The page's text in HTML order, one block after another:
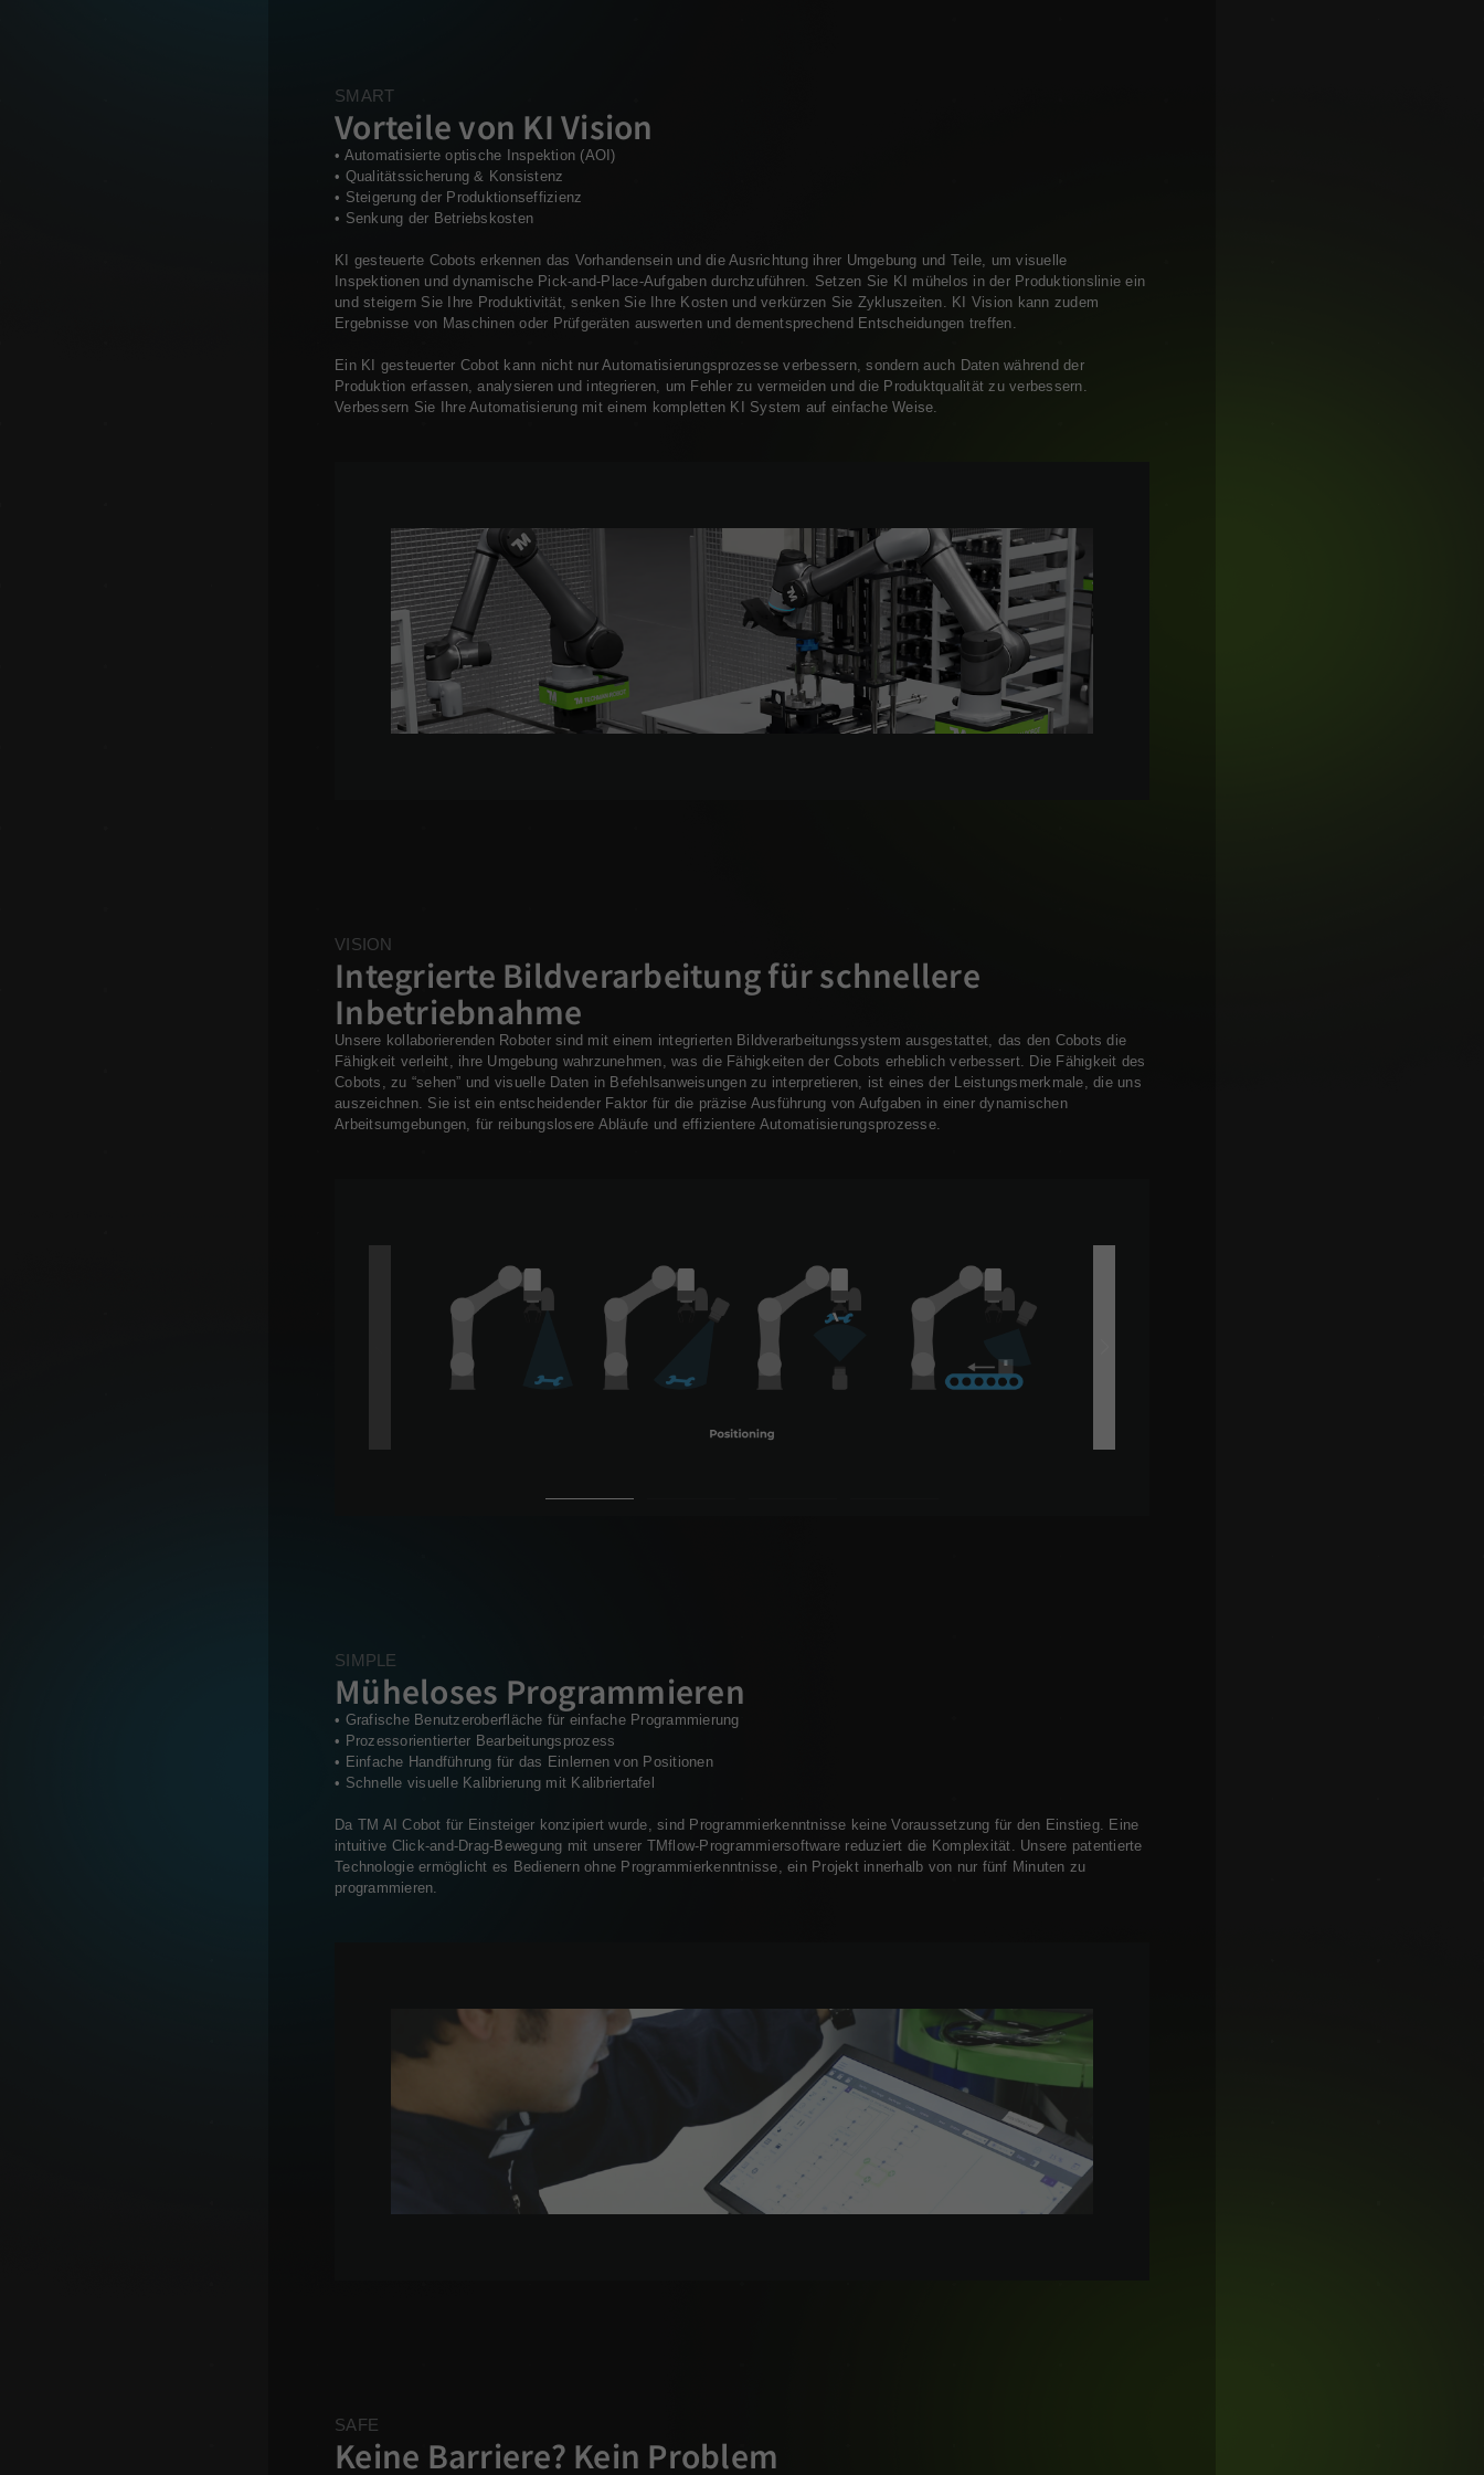
SMART
Vorteile von KI Vision
• Automatisierte optische Inspektion (AOI)
• Qualitätssicherung & Konsistenz
• Steigerung der Produktionseffizienz
• Senkung der Betriebskosten
KI gesteuerte Cobots erkennen das Vorhandensein und die Ausrichtung ihrer Umgebung und Teile, um visuelle
Inspektionen und dynamische Pick-and-Place-Aufgaben durchzuführen. Setzen Sie KI mühelos in der Produktionslinie ein
und steigern Sie Ihre Produktivität, senken Sie Ihre Kosten und verkürzen Sie Zykluszeiten. KI Vision kann zudem
Ergebnisse von Maschinen oder Prüfgeräten auswerten und dementsprechend Entscheidungen treffen.
Ein KI gesteuerter Cobot kann nicht nur Automatisierungsprozesse verbessern, sondern auch Daten während der
Produktion erfassen, analysieren und integrieren, um Fehler zu vermeiden und die Produktqualität zu verbessern.
Verbessern Sie Ihre Automatisierung mit einem kompletten KI System auf einfache Weise.
VISION
Integrierte Bildverarbeitung für schnellere
Inbetriebnahme
Unsere kollaborierenden Roboter sind mit einem integrierten Bildverarbeitungssystem ausgestattet, das den Cobots die
Fähigkeit verleiht, ihre Umgebung wahrzunehmen, was die Fähigkeiten der Cobots erheblich verbessert. Die Fähigkeit des
Cobots, zu “sehen” und visuelle Daten in Befehlsanweisungen zu interpretieren, ist eines der Leistungsmerkmale, die uns
auszeichnen. Sie ist ein entscheidender Faktor für die präzise Ausführung von Aufgaben in einer dynamischen
Arbeitsumgebungen, für reibungslosere Abläufe und effizientere Automatisierungsprozesse.
SIMPLE
Müheloses Programmieren
• Grafische Benutzeroberfläche für einfache Programmierung
• Prozessorientierter Bearbeitungsprozess
• Einfache Handführung für das Einlernen von Positionen
• Schnelle visuelle Kalibrierung mit Kalibriertafel
Da TM AI Cobot für Einsteiger konzipiert wurde, sind Programmierkenntnisse keine Voraussetzung für den Einstieg. Eine
intuitive Click-and-Drag-Bewegung mit unserer TMflow-Programmiersoftware reduziert die Komplexität. Unsere patentierte
Technologie ermöglicht es Bedienern ohne Programmierkenntnisse, ein Projekt innerhalb von nur fünf Minuten zu
programmieren.
SAFE
Keine Barriere? Kein Problem